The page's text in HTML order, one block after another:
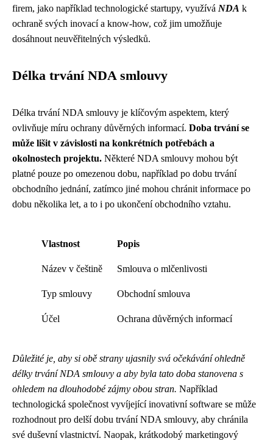
firem, jako například technologické startupy, využívá NDA k
ochraně svých inovací a know-how, což jim umožňuje
dosáhnout neuvěřitelných výsledků.
Délka trvání NDA smlouvy
Délka trvání NDA smlouvy je klíčovým aspektem, který
ovlivňuje míru ochrany důvěrných informací. Doba trvání se
může lišit v závislosti na konkrétních potřebách a
okolnostech projektu. Některé NDA smlouvy mohou být
platné pouze po omezenou dobu, například po dobu trvání
obchodního jednání, zatímco jiné mohou chránit informace po
dobu několika let, a to i po ukončení obchodního vztahu.
Vlastnost Popis
Název v češtině Smlouva o mlčenlivosti
Typ smlouvy Obchodní smlouva
Účel Ochrana důvěrných informací
Důležité je, aby si obě strany ujasnily svá očekávání ohledně
délky trvání NDA smlouvy a aby byla tato doba stanovena s
ohledem na dlouhodobé zájmy obou stran. Například
technologická společnost vyvíjející inovativní software se může
rozhodnout pro delší dobu trvání NDA smlouvy, aby chránila
své duševní vlastnictví. Naopak, krátkodobý marketingový